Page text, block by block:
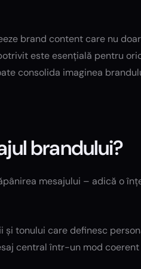
brand content care nu
este esențială pentru
consolida imaginea
brandului?
mesajului – adică o
și tonului care definesc
central într-un mod